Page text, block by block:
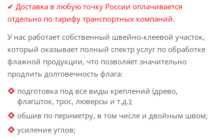
✔ Доставка в любую точку России оплачивается
отдельно по тарифу транспортных компаний.
У нас работает собственный швейно-клеевой участок,
который оказывает полный спектр услуг по обработке
флажной продукции, что позволяет значительно
продлить долговечность флага:
подготовка под все виды креплений (древо,
флагшток, трос, люверсы и т.д.);
обшив по периметру, в том числе и двойным швом;
усиление углов;